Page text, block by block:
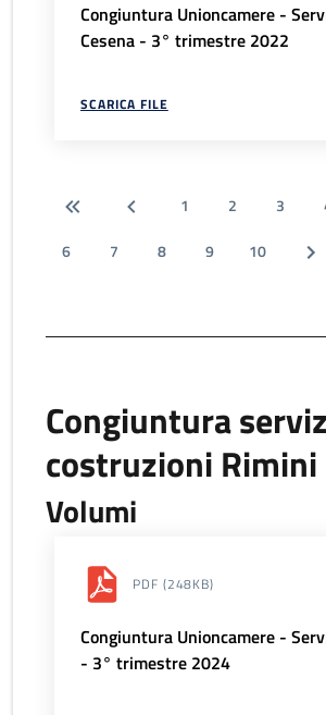
Congiuntura Unioncamere -
Cesena - 3° trimestre 2022
SCARICA FILE
1 2 3
6
7 8 9 10
Congiuntura
costruzioni Rimini
Volumi
PDF (248KB)
Congiuntura Unioncamere -
- 3° trimestre 2024